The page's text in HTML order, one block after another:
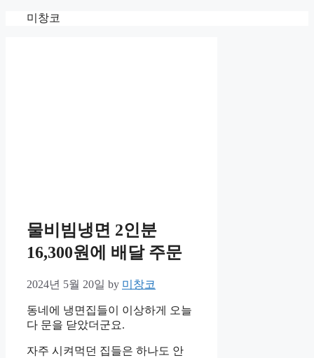
미창코
물비빔냉면 2인분
16,300원에 배달 주문
2024년 5월 20일 by 미창코
동네에 냉면집들이 이상하게 오늘
다 문을 닫았더군요.
자주 시켜먹던 집들은 하나도 안